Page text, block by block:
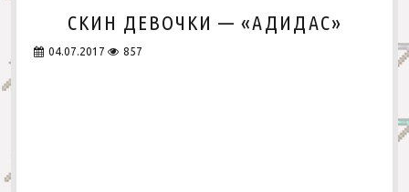
СКИН ДЕВОЧКИ — «АДИДАС»
04.07.2017 857